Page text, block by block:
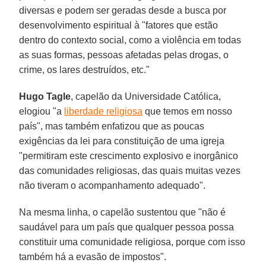
diversas e podem ser geradas desde a busca por
desenvolvimento espiritual à "fatores que estão
dentro do contexto social, como a violência em todas
as suas formas, pessoas afetadas pelas drogas, o
crime, os lares destruídos, etc."
Hugo Tagle, capelão da Universidade Católica,
elogiou "a liberdade religiosa que temos em nosso
país", mas também enfatizou que as poucas
exigências da lei para constituição de uma igreja
"permitiram este crescimento explosivo e inorgânico
das comunidades religiosas, das quais muitas vezes
não tiveram o acompanhamento adequado".
Na mesma linha, o capelão sustentou que "não é
saudável para um país que qualquer pessoa possa
constituir uma comunidade religiosa, porque com isso
também há a evasão de impostos".